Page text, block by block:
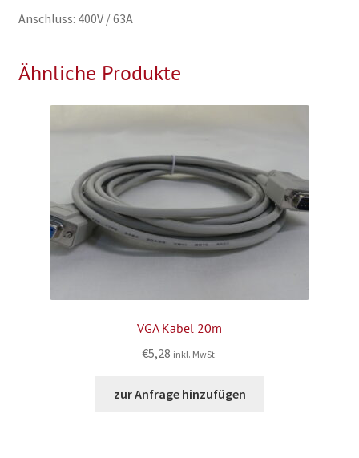
Menge
Anschluss: 400V / 63A
Ähnliche Produkte
VGA Kabel 20m
€5,28 inkl. MwSt.
zur Anfrage hinzufügen